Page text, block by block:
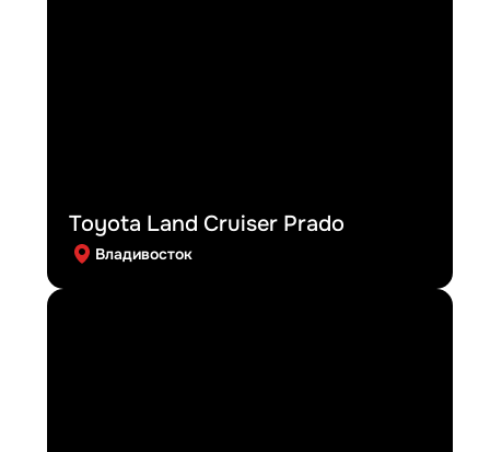
Toyota Land Cruiser Prado
Владивосток